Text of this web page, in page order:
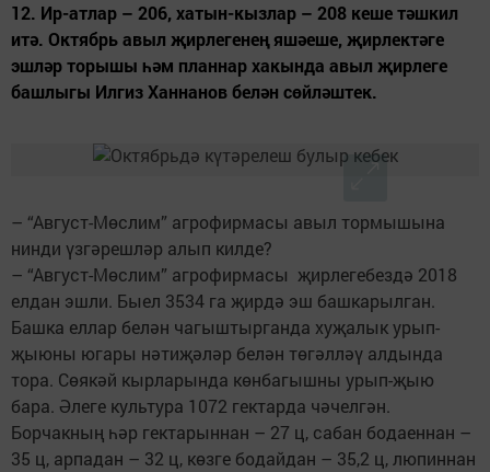
12. Ир-атлар – 206, хатын-кызлар – 208 кеше тәшкил
итә. Октябрь авыл җирлегенең яшәеше, җирлектәге
эшләр торышы һәм планнар хакында авыл җирлеге
башлыгы Илгиз Ханнанов белән сөйләштек.
– “Август-Мөслим” агрофирмасы авыл тормышына
нинди үзгәрешләр алып килде?
– “Август-Мөслим” агрофирмасы җирлегебездә 2018
елдан эшли. Быел 3534 га җирдә эш башкарылган.
Башка еллар белән чагыштырганда хуҗалык урып-
җыюны югары нәтиҗәләр белән төгәлләү алдында
тора. Сөякәй кырларында көнбагышны урып-җыю
бара. Әлеге культура 1072 гектарда чәчелгән.
Борчакның һәр гектарыннан – 27 ц, сабан бодаеннан –
35 ц, арпадан – 32 ц, көзге бодайдан – 35,2 ц, люпиннан